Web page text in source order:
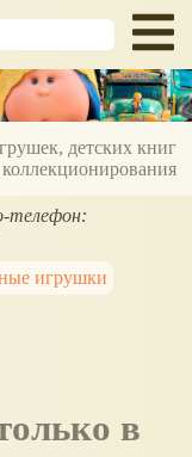
детских книг
телефон:
игрушки
в